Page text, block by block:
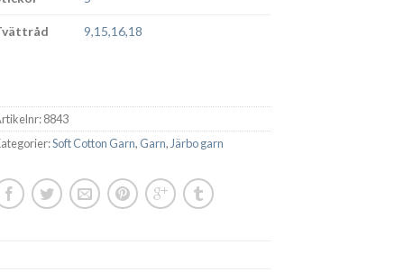
9,15,16,18
8843
Soft Cotton Garn, Garn, Järbo garn